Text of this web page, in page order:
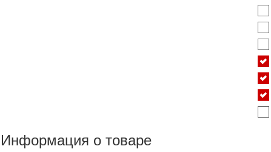
Информация о товаре